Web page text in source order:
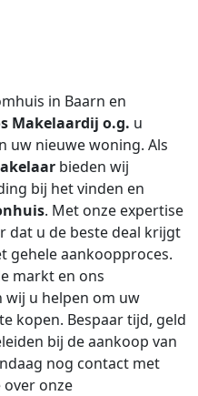
in Baarn en
Makelaardij o.g. u
uw nieuwe woning. Als
bieden wij
bij het vinden en
. Met onze expertise
dat u de beste deal krijgt
gehele aankoopproces.
markt en ons
u helpen om uw
kopen. Bespaar tijd, geld
bij de aankoop van
nog contact met
onze